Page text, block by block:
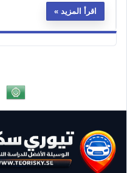
اقرأ المزيد